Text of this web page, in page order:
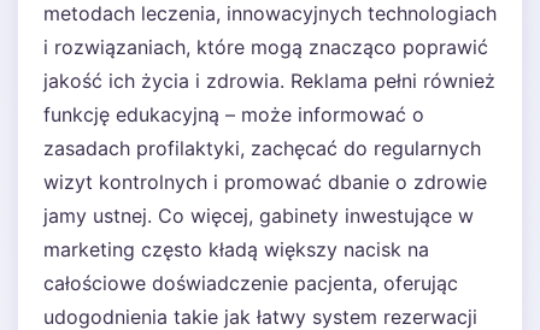
metodach leczenia, innowacyjnych technologiach
i rozwiązaniach, które mogą znacząco poprawić
jakość ich życia i zdrowia. Reklama pełni również
funkcję edukacyjną – może informować o
zasadach profilaktyki, zachęcać do regularnych
wizyt kontrolnych i promować dbanie o zdrowie
jamy ustnej. Co więcej, gabinety inwestujące w
marketing często kładą większy nacisk na
całościowe doświadczenie pacjenta, oferując
udogodnienia takie jak łatwy system rezerwacji